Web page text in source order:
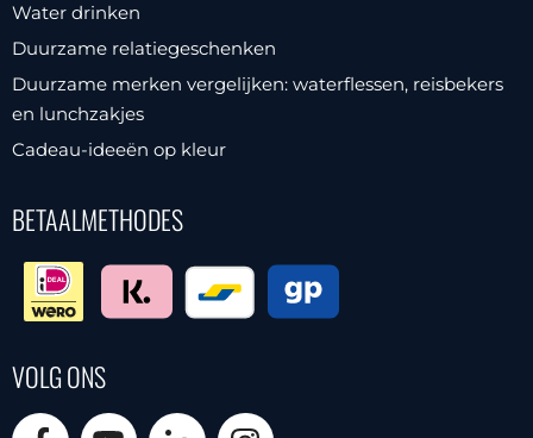
Water drinken
Duurzame relatiegeschenken
Duurzame merken vergelijken: waterflessen, reisbekers
en lunchzakjes
Cadeau-ideeën op kleur
BETAALMETHODES
VOLG ONS